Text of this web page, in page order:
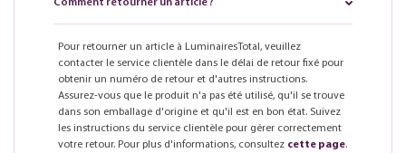
Comment retourner un article ?
Pour retourner un article à LuminairesTotal, veuillez
contacter le service clientèle dans le délai de retour fixé pour
obtenir un numéro de retour et d'autres instructions.
Assurez-vous que le produit n'a pas été utilisé, qu'il se trouve
dans son emballage d'origine et qu'il est en bon état. Suivez
les instructions du service clientèle pour gérer correctement
votre retour. Pour plus d'informations, consultez cette page.